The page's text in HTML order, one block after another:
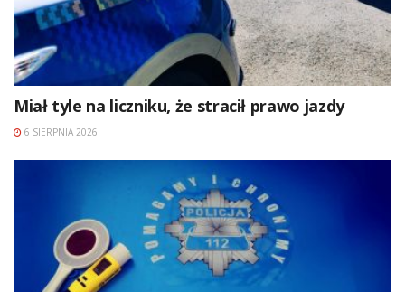
Miał tyle na liczniku, że stracił prawo jazdy
6 SIERPNIA 2026